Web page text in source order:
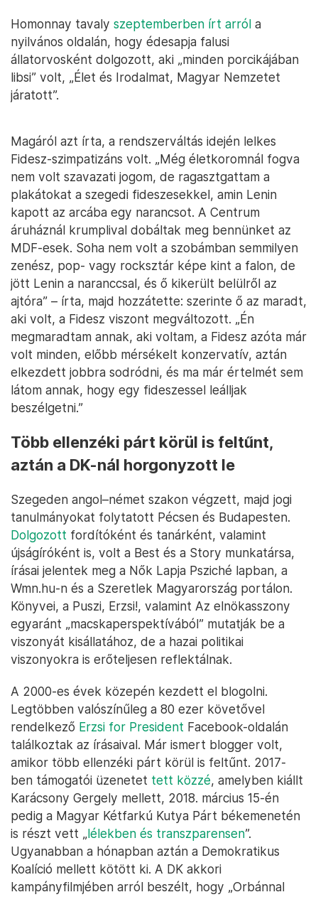
Homonnay tavaly szeptemberben írt arról a
nyilvános oldalán, hogy édesapja falusi
állatorvosként dolgozott, aki „minden porcikájában
libsi” volt, „Élet és Irodalmat, Magyar Nemzetet
járatott”.
Magáról azt írta, a rendszerváltás idején lelkes
Fidesz-szimpatizáns volt. „Még életkoromnál fogva
nem volt szavazati jogom, de ragasztgattam a
plakátokat a szegedi fideszesekkel, amin Lenin
kapott az arcába egy narancsot. A Centrum
áruháznál krumplival dobáltak meg bennünket az
MDF-esek. Soha nem volt a szobámban semmilyen
zenész, pop- vagy rocksztár képe kint a falon, de
jött Lenin a naranccsal, és ő kikerült belülről az
ajtóra” – írta, majd hozzátette: szerinte ő az maradt,
aki volt, a Fidesz viszont megváltozott. „Én
megmaradtam annak, aki voltam, a Fidesz azóta már
volt minden, előbb mérsékelt konzervatív, aztán
elkezdett jobbra sodródni, és ma már értelmét sem
látom annak, hogy egy fideszessel leálljak
beszélgetni.”
Több ellenzéki párt körül is feltűnt,
aztán a DK-nál horgonyzott le
Szegeden angol–német szakon végzett, majd jogi
tanulmányokat folytatott Pécsen és Budapesten.
Dolgozott fordítóként és tanárként, valamint
újságíróként is, volt a Best és a Story munkatársa,
írásai jelentek meg a Nők Lapja Psziché lapban, a
Wmn.hu-n és a Szeretlek Magyarország portálon.
Könyvei, a Puszi, Erzsi!, valamint Az elnökasszony
egyaránt „macskaperspektívából” mutatják be a
viszonyát kisállatához, de a hazai politikai
viszonyokra is erőteljesen reflektálnak.
A 2000-es évek közepén kezdett el blogolni.
Legtöbben valószínűleg a 80 ezer követővel
rendelkező Erzsi for President Facebook-oldalán
találkoztak az írásaival. Már ismert blogger volt,
amikor több ellenzéki párt körül is feltűnt. 2017-
ben támogatói üzenetet tett közzé, amelyben kiállt
Karácsony Gergely mellett, 2018. március 15-én
pedig a Magyar Kétfarkú Kutya Párt békemenetén
is részt vett „lélekben és transzparensen”.
Ugyanabban a hónapban aztán a Demokratikus
Koalíció mellett kötött ki. A DK akkori
kampányfilmjében arról beszélt, hogy „Orbánnal